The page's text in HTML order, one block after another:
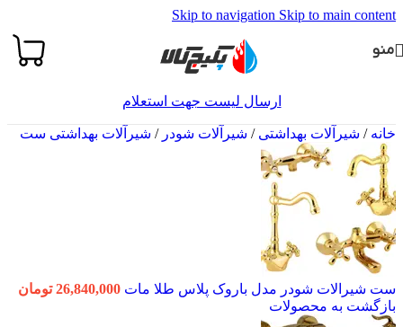
Skip to navigation Skip to main content
منو
ارسال لیست جهت استعلام
خانه/ شیرآلات بهداشتی/ شیرآلات شودر/ شیرآلات بهداشتی ست
ست شیرالات شودر مدل باروک پلاس طلا مات 26,840,000 تومان
بازگشت به محصولات